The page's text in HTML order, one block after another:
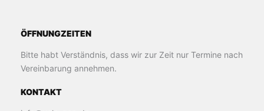
ÖFFNUNGZEITEN
Bitte habt Verständnis, dass wir zur Zeit nur Termine nach
Vereinbarung annehmen.
KONTAKT